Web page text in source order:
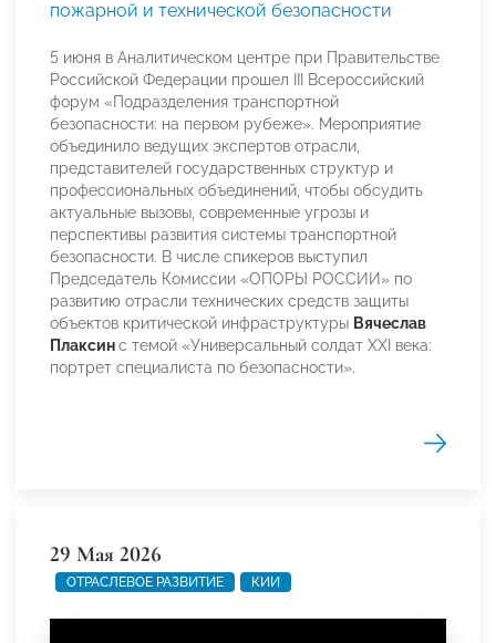
пожарной и технической безопасности
5 июня в Аналитическом центре при Правительстве
Российской Федерации прошел III Всероссийский
форум «Подразделения транспортной
безопасности: на первом рубеже». Мероприятие
объединило ведущих экспертов отрасли,
представителей государственных структур и
профессиональных объединений, чтобы обсудить
актуальные вызовы, современные угрозы и
перспективы развития системы транспортной
безопасности. В числе спикеров выступил
Председатель Комиссии «ОПОРЫ РОССИИ» по
развитию отрасли технических средств защиты
объектов критической инфраструктуры Вячеслав
Плаксинс темой «Универсальный солдат XXI века:
портрет специалиста по безопасности».
29 Мая 2026
ОТРАСЛЕВОЕ РАЗВИТИЕ КИИ